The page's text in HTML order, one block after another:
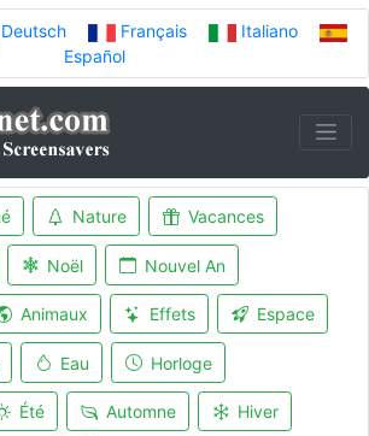
Deutsch Français
Italiano
Español
Nature Vacances
Noël Nouvel An
Animaux Effets Espace
Eau Horloge
Été Automne Hiver